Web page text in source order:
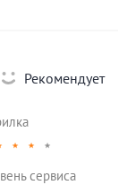
Рекомендует
★ ★ ★
сервиса